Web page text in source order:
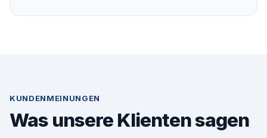
KUNDENMEINUNGEN
Was unsere Klienten sagen